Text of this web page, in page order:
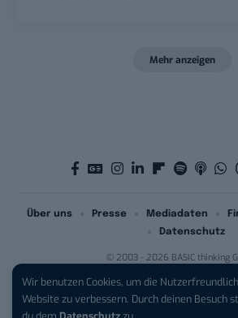
Wir benutzen Cookies, um die
Website zu verbessern. Durch deinen Besuch
Mehr anzeigen
© 2003 - 2026 BASIC thinking
Über uns Presse Mediadaten
Datenschutz